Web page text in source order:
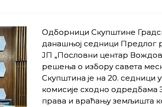
Одборници Скупштине
данашњој седници
ЈП „Пословни центар
решења о избору савета
Скупштина је на 20.
комисије сходно одредбама
права и враћању земљишта